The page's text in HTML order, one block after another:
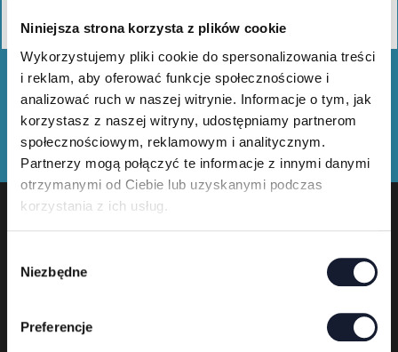
Niniejsza strona korzysta z plików cookie
Wykorzystujemy pliki cookie do spersonalizowania treści
i reklam, aby oferować funkcje społecznościowe i
analizować ruch w naszej witrynie. Informacje o tym, jak
korzystasz z naszej witryny, udostępniamy partnerom
społecznościowym, reklamowym i analitycznym.
Partnerzy mogą połączyć te informacje z innymi danymi
otrzymanymi od Ciebie lub uzyskanymi podczas
korzystania z ich usług.
Niezbędne
Preferencje
Buy festival T-shirts and merchandise